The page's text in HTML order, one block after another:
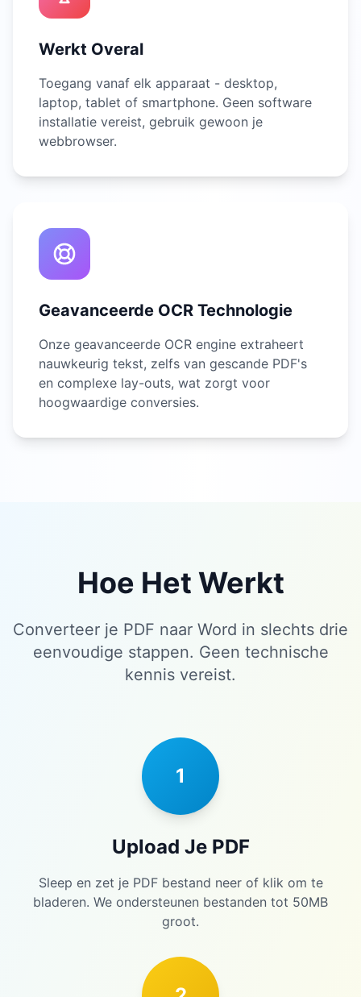
Werkt Overal
Toegang vanaf elk apparaat - desktop,
laptop, tablet of smartphone. Geen software
installatie vereist, gebruik gewoon je
webbrowser.
Geavanceerde OCR Technologie
Onze geavanceerde OCR engine extraheert
nauwkeurig tekst, zelfs van gescande PDF's
en complexe lay-outs, wat zorgt voor
hoogwaardige conversies.
Hoe Het Werkt
Converteer je PDF naar Word in slechts drie
eenvoudige stappen. Geen technische
kennis vereist.
1
Upload Je PDF
Sleep en zet je PDF bestand neer of klik om te
bladeren. We ondersteunen bestanden tot 50MB
groot.